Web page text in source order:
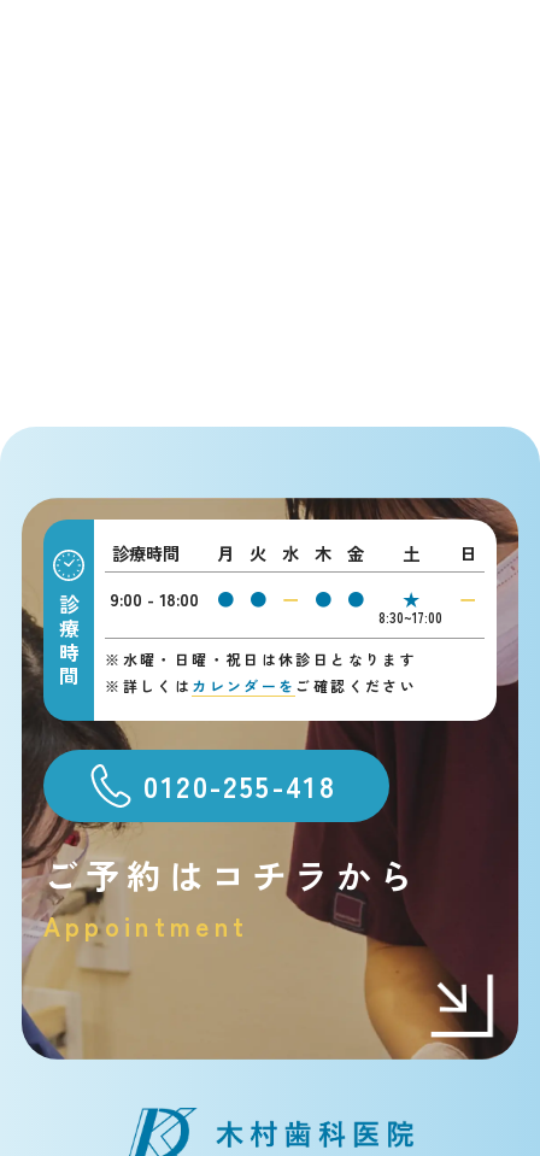
診療時間
診療時間 月 火 水 木 金 土
日
9:00 - 18:00
● ● ー ● ● ★
8:30~17:00
ー
※ 水曜・日曜・祝日は休診日となります
※ 詳しくは カレンダーを ご確認ください
0120-255-418
ご予約はコチラから
Appointment